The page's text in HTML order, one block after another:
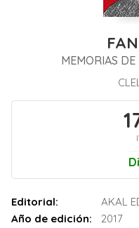
MEMORIAS
Editorial:
AKAL
Año de edición:
2017